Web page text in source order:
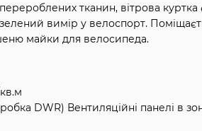
тканин, вітрова куртка
вимір у велоспорт.
майки для велосипеда.
DWR) Вентиляційні панелі в